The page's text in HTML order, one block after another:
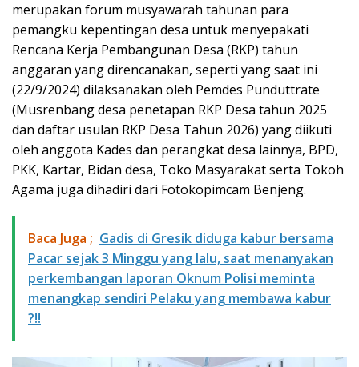
merupakan forum musyawarah tahunan para
pemangku kepentingan desa untuk menyepakati
Rencana Kerja Pembangunan Desa (RKP) tahun
anggaran yang direncanakan, seperti yang saat ini
(22/9/2024) dilaksanakan oleh Pemdes Punduttrate
(Musrenbang desa penetapan RKP Desa tahun 2025
dan daftar usulan RKP Desa Tahun 2026) yang diikuti
oleh anggota Kades dan perangkat desa lainnya, BPD,
PKK, Kartar, Bidan desa, Toko Masyarakat serta Tokoh
Agama juga dihadiri dari Fotokopimcam Benjeng.
Baca Juga ; Gadis di Gresik diduga kabur bersama
Pacar sejak 3 Minggu yang lalu, saat menanyakan
perkembangan laporan Oknum Polisi meminta
menangkap sendiri Pelaku yang membawa kabur
?!!